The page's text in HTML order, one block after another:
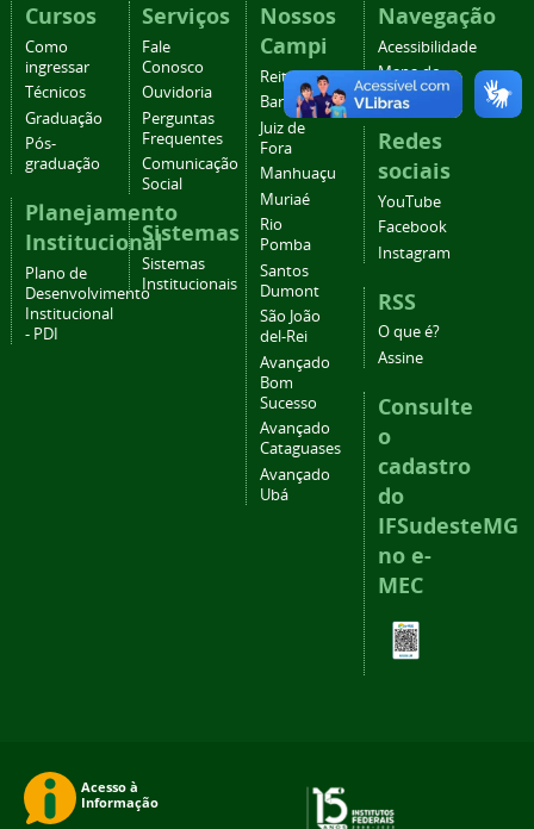
Cursos
Como
ingressar
Técnicos
Graduação
Pós-
graduação
Planejamento
Institucional
Plano de
Desenvolvimento
Institucional
- PDI
Serviços
Fale
Conosco
Ouvidoria
Perguntas
Frequentes
Comunicação
Social
Sistemas
Sistemas
Institucionais
Nossos
Campi
Reitoria
Barbacena
Juiz de
Fora
Manhuaçu
Muriaé
Rio
Pomba
Santos
Dumont
São João
del-Rei
Avançado
Bom
Sucesso
Avançado
Cataguases
Avançado
Ubá
Navegação
Acessibilidade
Mapa do
site
Redes
sociais
YouTube
Facebook
Instagram
RSS
O que é?
Assine
Consulte
o
cadastro
do
IFSudesteMG
no e-
MEC